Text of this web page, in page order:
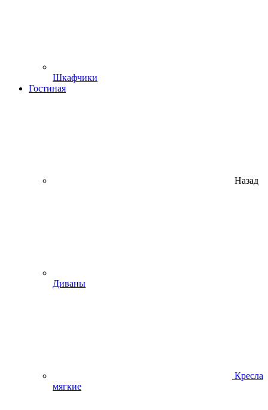
Шкафчики
Гостиная
Назад
Диваны
Кресла
мягкие